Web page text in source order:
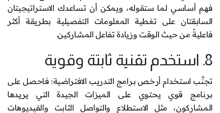
فهم أساسي لما ستقوله، ويمكن أن تساعدك الاستراتيجيتان
السابقتان على تغطية المعلومات التفصيلية بطريقة أكثر
فاعليةً من حيث الوقت وزيادة تفاعل المشاركين.
8. استخدم تقنية ثابتة وقوية
تجنَّب استخدام أرخص برامج التدريب الافتراضية؛ فاحصل على
برنامج قوي يحتوي على الميزات الجيدة التي يريدها
المشاركون، مثل الاستطلاع والتواصل الثابت والفيديوهات